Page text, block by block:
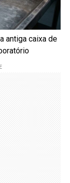
antiga caixa de